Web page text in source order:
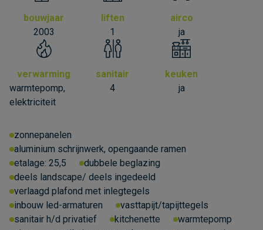
bouwjaar
2003
liften
1
airco
ja
verwarming
warmtepomp,
elektriciteit
sanitair
4
keuken
ja
zonnepanelen
aluminium schrijnwerk, opengaande ramen
etalage: 25,5
dubbele beglazing
deels landscape/ deels ingedeeld
verlaagd plafond met inlegtegels
inbouw led-armaturen
vasttapijt/tapijttegels
sanitair h/d privatief
kitchenette
warmtepomp